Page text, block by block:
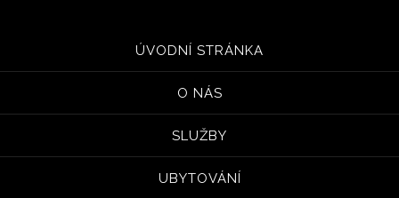
ÚVODNÍ STRÁNKA
O NÁS
SLUŽBY
UBYTOVÁNÍ